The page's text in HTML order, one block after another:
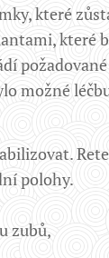
které
které
možné
polohy.
zubů,